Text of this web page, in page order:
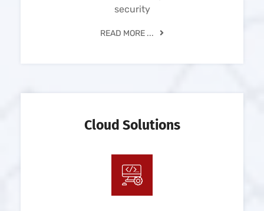
security
READ MORE ...
Cloud Solutions